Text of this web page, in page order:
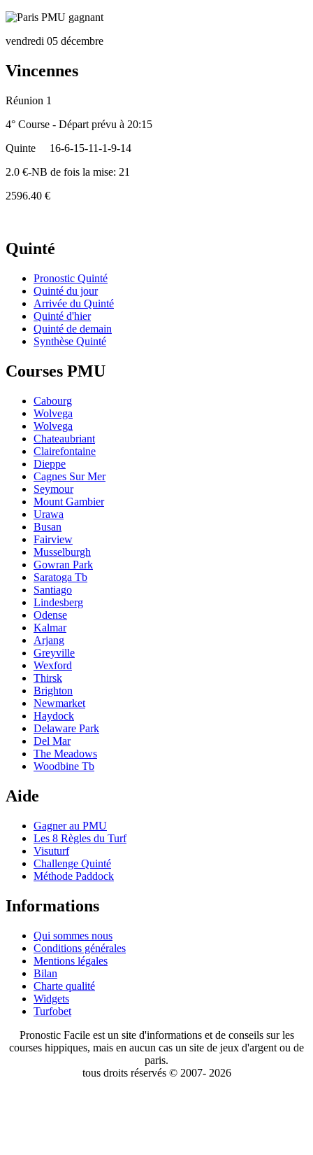
vendredi 05 décembre
Vincennes
Réunion 1
4° Course - Départ prévu à 20:15
Quinte
16-6-15-11-1-9-14
2.0 €-NB de fois la mise: 21
2596.40 €
Quinté
Pronostic Quinté
Quinté du jour
Arrivée du Quinté
Quinté d'hier
Quinté de demain
Synthèse Quinté
Courses PMU
Cabourg
Wolvega
Wolvega
Chateaubriant
Clairefontaine
Dieppe
Cagnes Sur Mer
Seymour
Mount Gambier
Urawa
Busan
Fairview
Musselburgh
Gowran Park
Saratoga Tb
Santiago
Lindesberg
Odense
Kalmar
Arjang
Greyville
Wexford
Thirsk
Brighton
Newmarket
Haydock
Delaware Park
Del Mar
The Meadows
Woodbine Tb
Aide
Gagner au PMU
Les 8 Règles du Turf
Visuturf
Challenge Quinté
Méthode Paddock
Informations
Qui sommes nous
Conditions générales
Mentions légales
Bilan
Charte qualité
Widgets
Turfobet
Pronostic Facile est un site d'informations et de conseils sur les
courses hippiques, mais en aucun cas un site de jeux d'argent ou de
paris.
tous droits réservés © 2007- 2026